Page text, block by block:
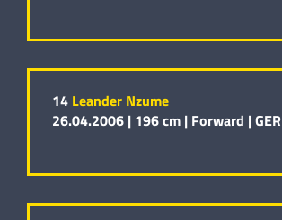
14 Leander Nzume
26.04.2006 | 196 cm | Forward |GER